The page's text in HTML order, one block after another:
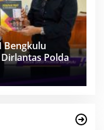
Bengkulu
Polda